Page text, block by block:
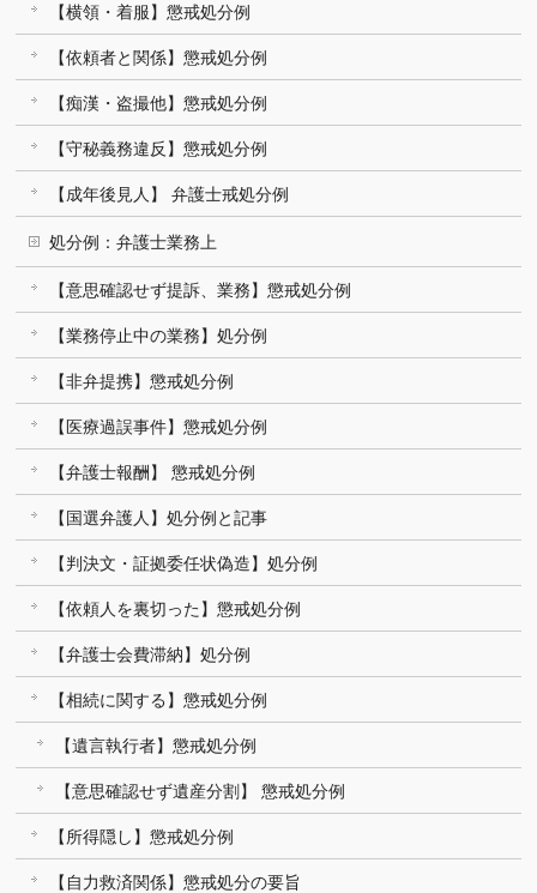
【横領・着服】懲戒処分例
【依頼者と関係】懲戒処分例
【痴漢・盗撮他】懲戒処分例
【守秘義務違反】懲戒処分例
【成年後見人】 弁護士戒処分例
処分例：弁護士業務上
【意思確認せず提訴、業務】懲戒処分例
【業務停止中の業務】処分例
【非弁提携】懲戒処分例
【医療過誤事件】懲戒処分例
【弁護士報酬】 懲戒処分例
【国選弁護人】処分例と記事
【判決文・証拠委任状偽造】処分例
【依頼人を裏切った】懲戒処分例
【弁護士会費滞納】処分例
【相続に関する】懲戒処分例
【遺言執行者】懲戒処分例
【意思確認せず遺産分割】 懲戒処分例
【所得隠し】懲戒処分例
【自力救済関係】懲戒処分の要旨